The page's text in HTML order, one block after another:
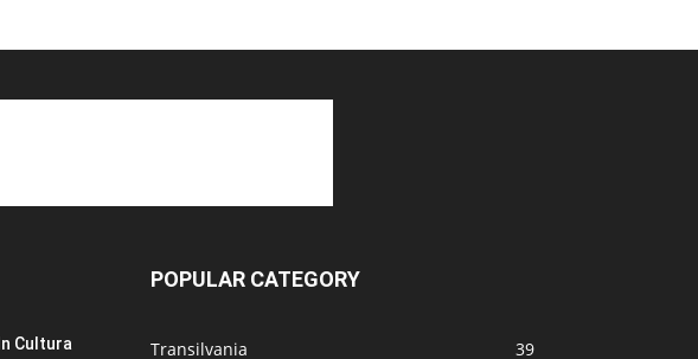
Cultura
POPULAR CATEGORY
Transilvania 39